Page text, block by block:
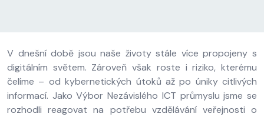
V dnešní době jsou naše životy stále více propojeny s
digitálním světem. Zároveň však roste i riziko, kterému
čelíme – od kybernetických útoků až po úniky citlivých
informací. Jako Výbor Nezávislého ICT průmyslu jsme se
rozhodli reagovat na potřebu vzdělávání veřejnosti o